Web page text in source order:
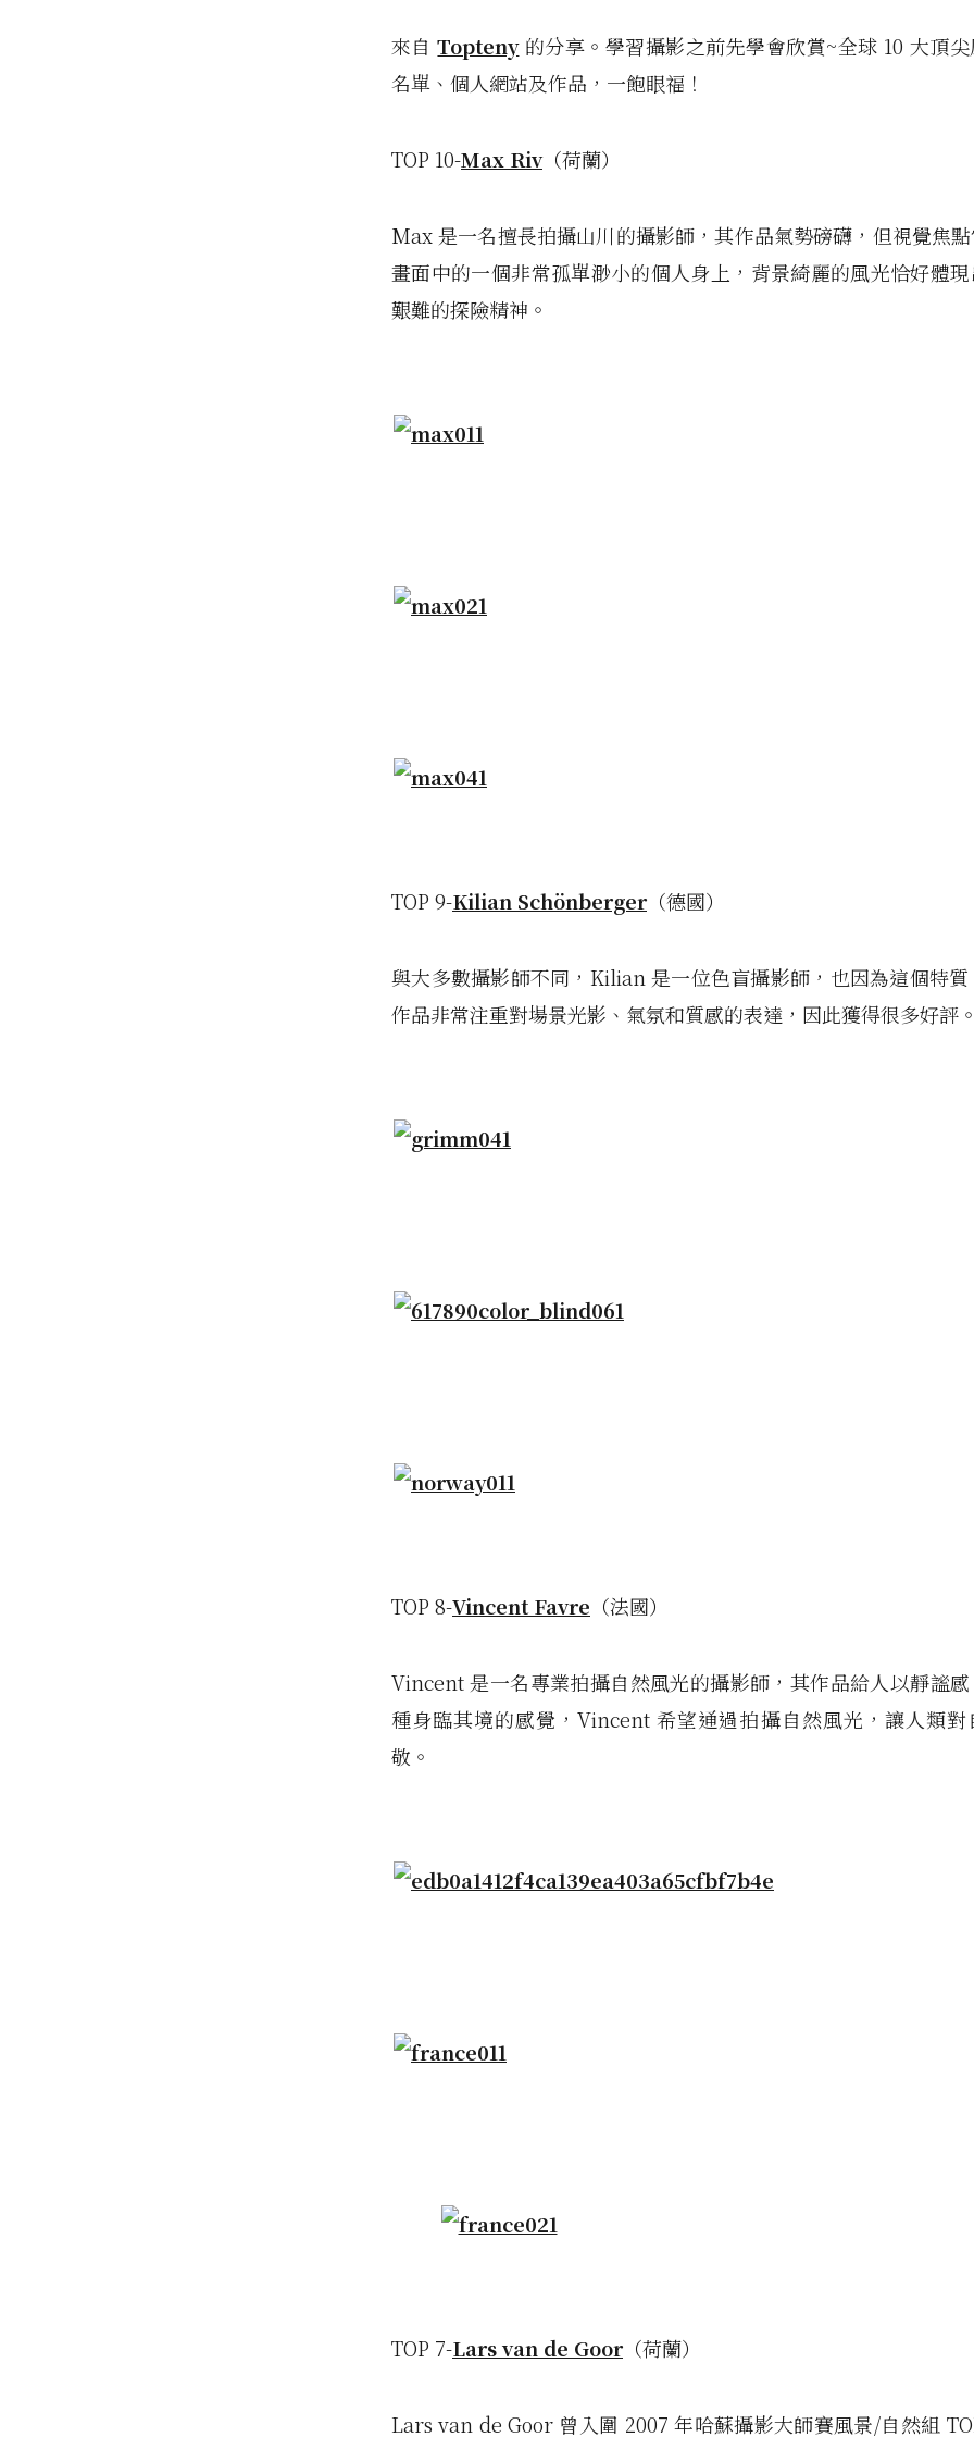
來自Topteny的分享。學習攝影之前先學會欣賞~全球 10 大頂
名單、個人網站及作品，一飽眼福！
TOP 10-Max Riv（荷蘭）
Max 是一名擅長拍攝山川的攝影師，其作品氣勢磅礴，但視覺焦
畫面中的一個非常孤單渺小的個人身上，背景綺麗的風光恰好體
艱難的探險精神。
TOP 9-Kilian Schönberger （德國）
與大多數攝影師不同，Kilian 是一位色盲攝影師，也因為這個特
作品非常注重對場景光影、氣氛和質感的表達，因此獲得很多好評。
TOP 8-Vincent Favre （法國）
Vincent 是一名專業拍攝自然風光的攝影師，其作品給人以靜謐
種身臨其境的感覺，Vincent 希望通過拍攝自然風光，讓人類對
敬。
TOP 7-Lars van de Goor （荷蘭）
Lars van de Goor 曾入圍 2007 年哈蘇攝影大師賽風景/自然組